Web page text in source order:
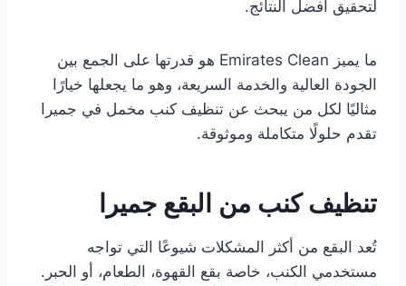
لتحقيق أفضل النتائج.
ما يميز Emirates Clean هو قدرتها على الجمع بين
الجودة العالية والخدمة السريعة، وهو ما يجعلها خيارًا
مثاليًا لكل من يبحث عن تنظيف كنب مخمل في جميرا
تقدم حلولًا متكاملة وموثوقة.
تنظيف كنب من البقع جميرا
تُعد البقع من أكثر المشكلات شيوعًا التي تواجه
مستخدمي الكنب، خاصة بقع القهوة، الطعام، أو الحبر.